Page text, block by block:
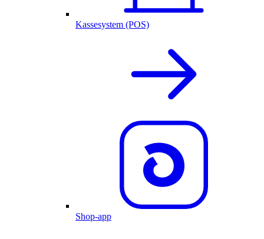
Kassesystem (POS)
Shop-app